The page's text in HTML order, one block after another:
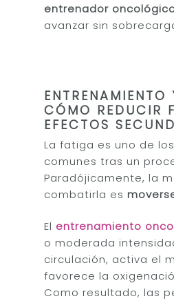
entrenador
avanzar sin
ENTRENAMIENTO
CÓMO REDUCIR
EFECTOS
La fatiga es uno de
comunes tras un
Paradójicamente, la
combatirla es
El entrenamiento
o moderada
circulación, activa el
favorece la
Como resultado, las